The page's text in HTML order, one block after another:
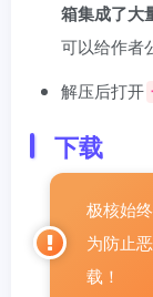
箱集成了大
可以给作者
解压后打开
下载
极核始
为防止
载！